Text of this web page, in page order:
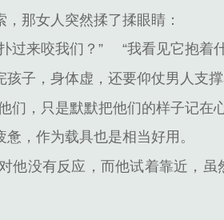
那女人突然揉了揉眼睛：
过来咬我们？”
“我看见它抱着
孩子，身体虚，还要仰仗男人支
，只是默默把他们的样子记在心
，作为载具也是相当好用。
他没有反应，而他试着靠近，虽